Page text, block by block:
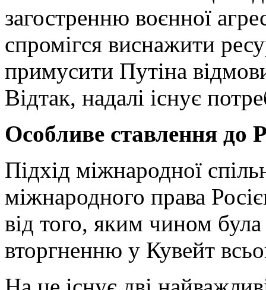
загостренню воєнної
спромігся виснажити
примусити Путіна
Відтак, надалі існує
Особливе ставлення до
Підхід міжнародної
міжнародного права
від того, яким чином була
вторгненню у Кувейт